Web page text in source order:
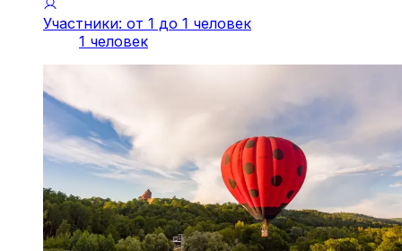
Участники: от 1 до 1 человек
1 человек